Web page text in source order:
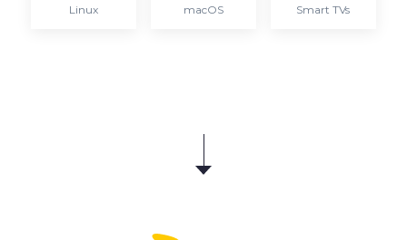
Linux macOS Smart TVs